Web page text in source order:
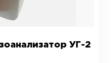
УГ-2